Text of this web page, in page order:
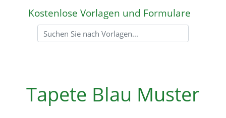
Kostenlose Vorlagen und Formulare
Tapete Blau Muster